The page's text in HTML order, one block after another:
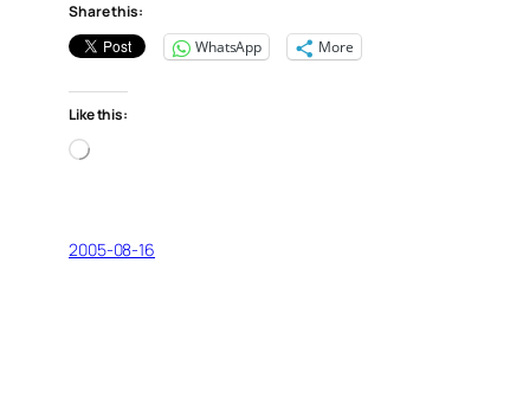
Share this:
WhatsApp
More
Like this:
Loading…
2005-08-16